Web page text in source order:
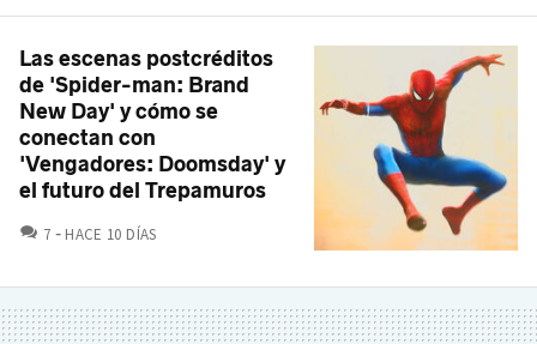
Las escenas postcréditos
de 'Spider-man: Brand
New Day' y cómo se
conectan con
'Vengadores: Doomsday' y
el futuro del Trepamuros
7 COMENTARIOS
HACE 10 DÍAS